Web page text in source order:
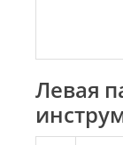
Левая